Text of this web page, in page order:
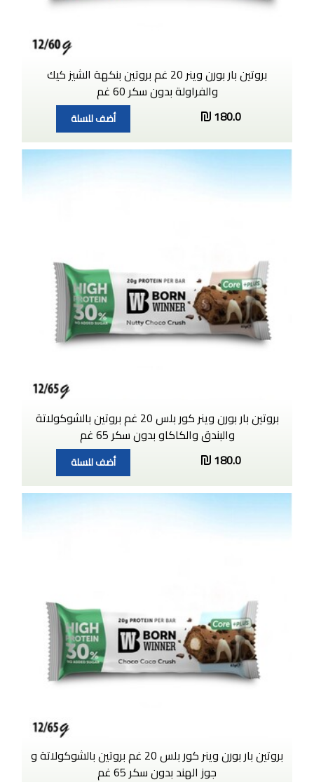
بروتين بار بورن وينر 20 غم بروتين بنكهة الشيز كيك
والفراولة بدون سكر 60 غم
180.0
أضف للسلة
بروتين بار بورن وينر كور بلس 20 غم بروتين بالشوكولاتة
والبندق والكاكاو بدون سكر 65 غم
180.0
أضف للسلة
بروتين بار بورن وينر كور بلس 20 غم بروتين بالشوكولاتة و
جوز الهند بدون سكر 65 غم